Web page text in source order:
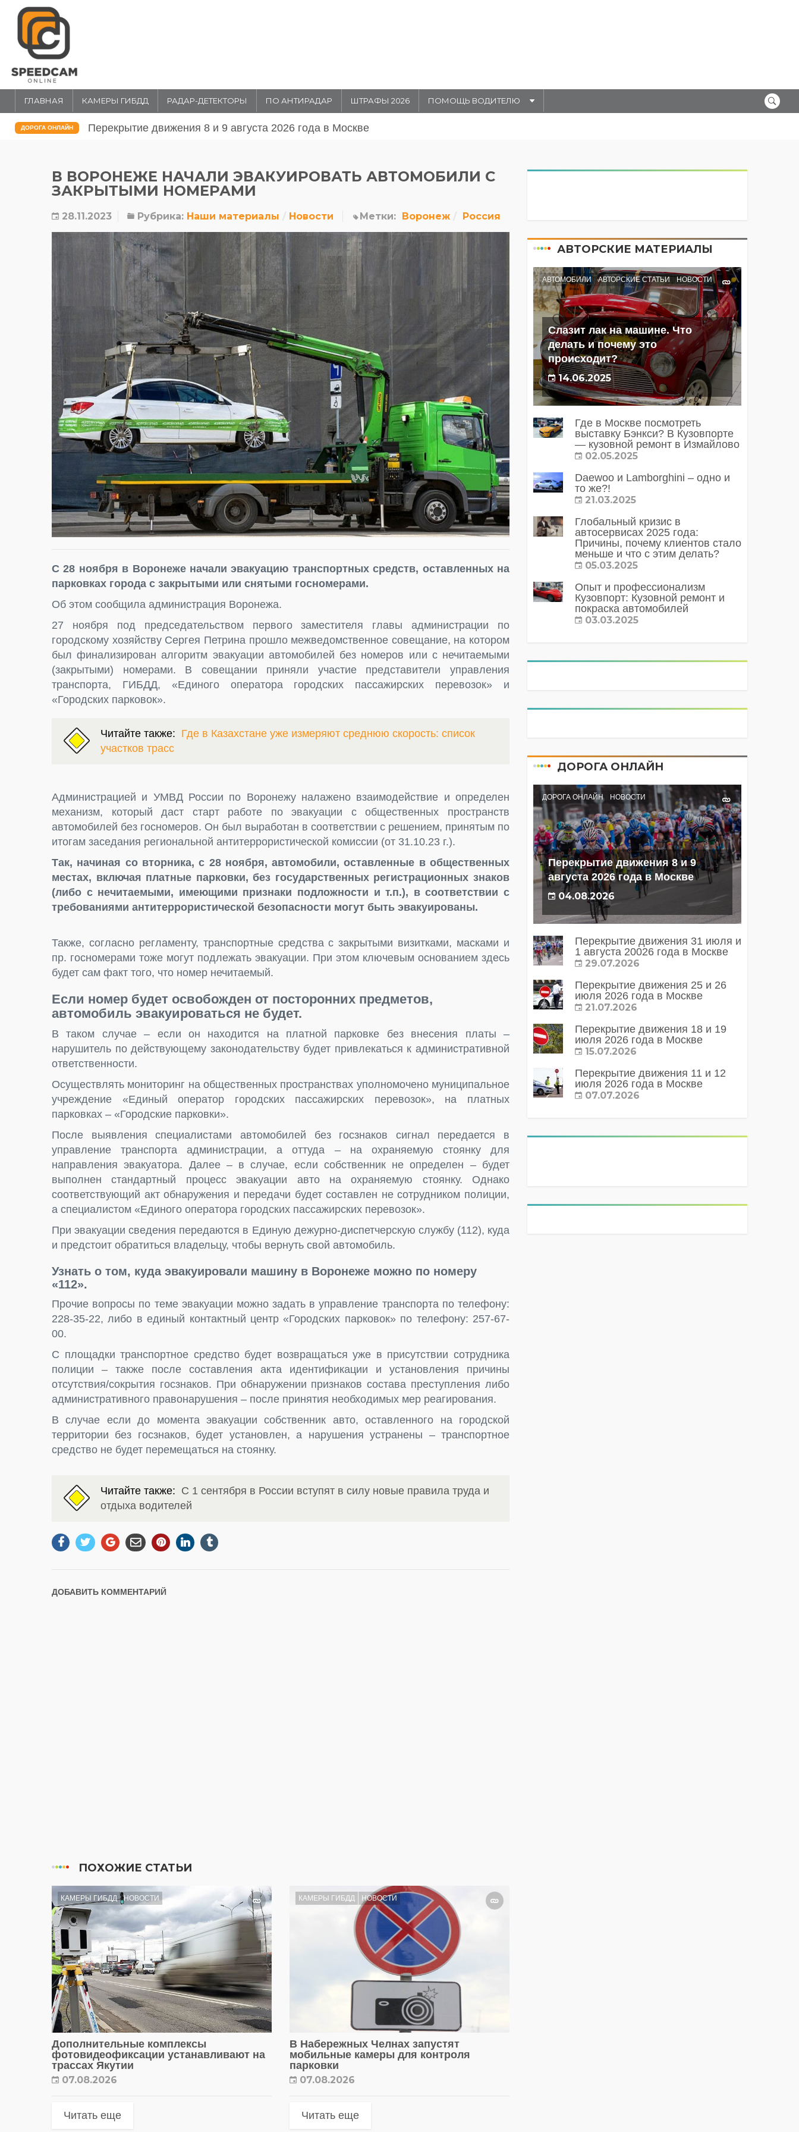
ГЛАВНАЯ КАМЕРЫ ГИБДД РАДАР-ДЕТЕКТОРЫ ПО АНТИРАДАР ШТРАФЫ 2026 ПОМОЩЬ ВОДИТЕЛЮ
ДОРОГА ОНЛАЙН Перекрытие движения 31 июля и 1 августа 20026 года в Москве
В ВОРОНЕЖЕ НАЧАЛИ ЭВАКУИРОВАТЬ АВТОМОБИЛИ С
ЗАКРЫТЫМИ НОМЕРАМИ
28.11.2023 Рубрика: Наши материалы Новости Метки: Воронеж Россия
С 28 ноября в Воронеже начали эвакуацию транспортных средств, оставленных на
парковках города с закрытыми или снятыми госномерами.
Об этом сообщила администрация Воронежа.
27 ноября под председательством первого заместителя главы администрации по
городскому хозяйству Сергея Петрина прошло межведомственное совещание, на котором
был финализирован алгоритм эвакуации автомобилей без номеров или с нечитаемыми
(закрытыми) номерами. В совещании приняли участие представители управления
транспорта, ГИБДД, «Единого оператора городских пассажирских перевозок» и
«Городских парковок».
Читайте также: Где в Казахстане уже измеряют среднюю скорость: список
участков трасс
Администрацией и УМВД России по Воронежу налажено взаимодействие и определен
механизм, который даст старт работе по эвакуации с общественных пространств
автомобилей без госномеров. Он был выработан в соответствии с решением, принятым по
итогам заседания региональной антитеррористической комиссии (от 31.10.23 г.).
Так, начиная со вторника, с 28 ноября, автомобили, оставленные в общественных
местах, включая платные парковки, без государственных регистрационных знаков
(либо с нечитаемыми, имеющими признаки подложности и т.п.), в соответствии с
требованиями антитеррористической безопасности могут быть эвакуированы.
Также, согласно регламенту, транспортные средства с закрытыми визитками, масками и
пр. госномерами тоже могут подлежать эвакуации. При этом ключевым основанием здесь
будет сам факт того, что номер нечитаемый.
Если номер будет освобожден от посторонних предметов,
автомобиль эвакуироваться не будет.
В таком случае – если он находится на платной парковке без внесения платы –
нарушитель по действующему законодательству будет привлекаться к административной
ответственности.
Осуществлять мониторинг на общественных пространствах уполномочено муниципальное
учреждение «Единый оператор городских пассажирских перевозок», на платных
парковках – «Городские парковки».
После выявления специалистами автомобилей без госзнаков сигнал передается в
управление транспорта администрации, а оттуда – на охраняемую стоянку для
направления эвакуатора. Далее – в случае, если собственник не определен – будет
выполнен стандартный процесс эвакуации авто на охраняемую стоянку. Однако
соответствующий акт обнаружения и передачи будет составлен не сотрудником полиции,
а специалистом «Единого оператора городских пассажирских перевозок».
При эвакуации сведения передаются в Единую дежурно-диспетчерскую службу (112), куда
и предстоит обратиться владельцу, чтобы вернуть свой автомобиль.
Узнать о том, куда эвакуировали машину в Воронеже можно по номеру
«112».
Прочие вопросы по теме эвакуации можно задать в управление транспорта по телефону:
228-35-22, либо в единый контактный центр «Городских парковок» по телефону: 257-67-
00.
С площадки транспортное средство будет возвращаться уже в присутствии сотрудника
полиции – также после составления акта идентификации и установления причины
отсутствия/сокрытия госзнаков. При обнаружении признаков состава преступления либо
административного правонарушения – после принятия необходимых мер реагирования.
В случае если до момента эвакуации собственник авто, оставленного на городской
территории без госзнаков, будет установлен, а нарушения устранены – транспортное
средство не будет перемещаться на стоянку.
Читайте также: С 1 сентября в России вступят в силу новые правила труда и
отдыха водителей
ДОБАВИТЬ КОММЕНТАРИЙ
ПОХОЖИЕ СТАТЬИ
КАМЕРЫ ГИБДД НОВОСТИ
Дополнительные комплексы
фотовидеофиксации устанавливают на
трассах Якутии
07.08.2026
Читать еще
КАМЕРЫ ГИБДД НОВОСТИ
В Набережных Челнах запустят
мобильные камеры для контроля
парковки
07.08.2026
Читать еще
АВТОРСКИЕ МАТЕРИАЛЫ
АВТОМОБИЛИ АВТОРСКИЕ СТАТЬИ НОВОСТИ
Слазит лак на машине. Что
делать и почему это
происходит?
14.06.2025
Где в Москве посмотреть
выставку Бэнкси? В Кузовпорте
— кузовной ремонт в Измайлово
02.05.2025
Daewoo и Lamborghini – одно и
то же?!
21.03.2025
Глобальный кризис в
автосервисах 2025 года:
Причины, почему клиентов стало
меньше и что с этим делать?
05.03.2025
Опыт и профессионализм
Кузовпорт: Кузовной ремонт и
покраска автомобилей
03.03.2025
ДОРОГА ОНЛАЙН
ДОРОГА ОНЛАЙН НОВОСТИ
Перекрытие движения 8 и 9
августа 2026 года в Москве
04.08.2026
Перекрытие движения 31 июля и
1 августа 20026 года в Москве
29.07.2026
Перекрытие движения 25 и 26
июля 2026 года в Москве
21.07.2026
Перекрытие движения 18 и 19
июля 2026 года в Москве
15.07.2026
Перекрытие движения 11 и 12
июля 2026 года в Москве
07.07.2026